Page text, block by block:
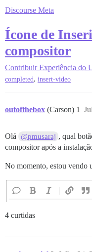
Discourse Meta
Ícone de
compositor
Contribuir Experiência do
completed, insert-video
outofthebox (Carson) 1
Olá @pmusaraj , qual
compositor após a
No momento, estou vendo
4 curtidas